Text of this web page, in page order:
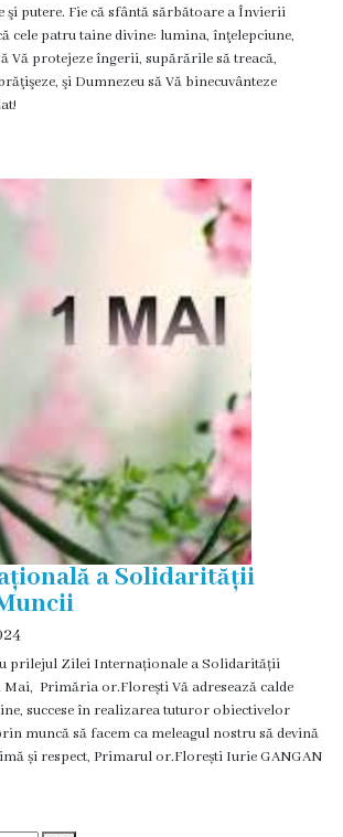
şi putere. Fie că sfântă sărbătoare a Învierii
cele patru taine divine: lumina, înţelepciune,
Vă protejeze îngerii, supărările să treacă,
şi Dumnezeu să Vă binecuvânteze
a Solidarității
prilejul Zilei Internaționale a Solidarității
Primăria or.Florești Vă adresează calde
succese în realizarea tuturor obiectivelor
muncă să facem ca meleagul nostru să devină
și respect, Primarul or.Florești Iurie GANGAN